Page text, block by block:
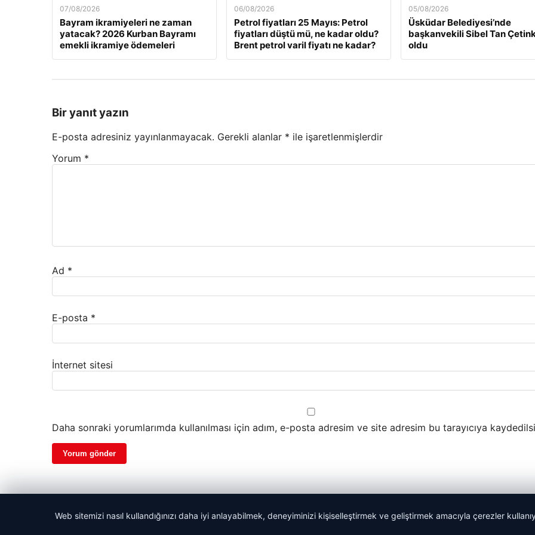
07/08/2026
Bayram ikramiyeleri ne zaman
yatacak? 2026 Kurban Bayramı
emekli ikramiye ödemeleri
06/08/2026
Petrol fiyatları 25 Mayıs: Petrol
fiyatları düştü mü, ne kadar oldu?
Brent petrol varil fiyatı ne kadar?
05/08/2026
Üsküdar Belediyesi’nde
başkanvekili Sibel Tan
oldu
Bir yanıt yazın
E-posta adresiniz yayınlanmayacak. Gerekli alanlar * ile işaretlenmişlerdir
Yorum *
Ad *
E-posta *
İnternet sitesi
Daha sonraki yorumlarımda kullanılması için adım, e-posta adresim ve site adresim bu tarayıcıya
© 2026 Haber Vakti – Güncel Haberler
Web sitemizi nasıl kullandığınızı daha iyi anlayabilmek, deneyiminizi kişiselleştirmek ve geliştirmek amacıyla çerezler